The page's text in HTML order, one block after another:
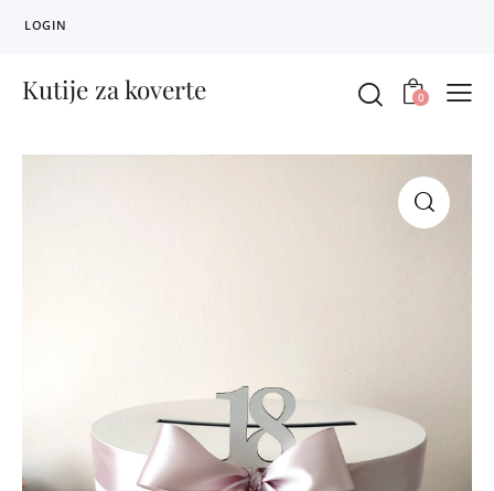
LOGIN
Kutije za koverte 0